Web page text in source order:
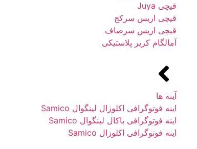
قیچی Juya
قیچی اریس سرکج
قیچی اریس سرصاف
آمالگام کریر پلاستیکی
آینه ها
اینه فوتوگرافی اکلوزال لینگوال Samico
اینه فوتوگرافی باکال لینگوال Samico
اینه فوتوگرافی اکلوزال Samico